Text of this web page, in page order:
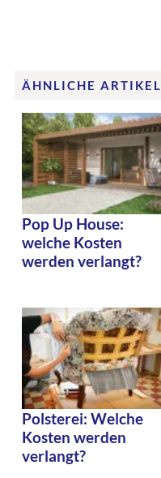
ÄHNLICHE ARTIKEL
Pop Up House:
welche Kosten
werden verlangt?
Polsterei: Welche
Kosten werden
verlangt?